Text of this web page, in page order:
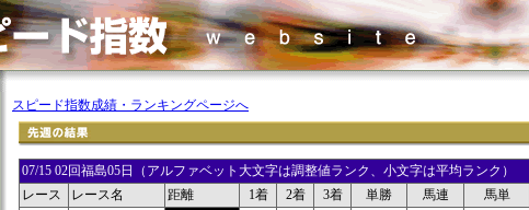
スピード指数成績・ランキングページへ
07/15 02回福島05日（アルファベット大文字は調整値ランク、小文字は平均ランク）
レース
レース名 距離 1着 2着 3着 単勝 馬連 馬単